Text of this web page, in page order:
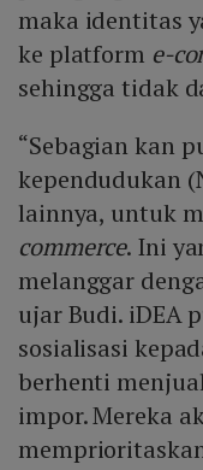
maka identitas
ke platform e-
sehingga tidak
“Sebagian kan
kependudukan
lainnya, untuk
commerce. Ini
melanggar
ujar Budi. iDEA
sosialisasi
berhenti
impor. Mereka